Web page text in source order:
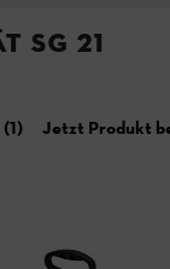
21
(1) Jetzt Produkt